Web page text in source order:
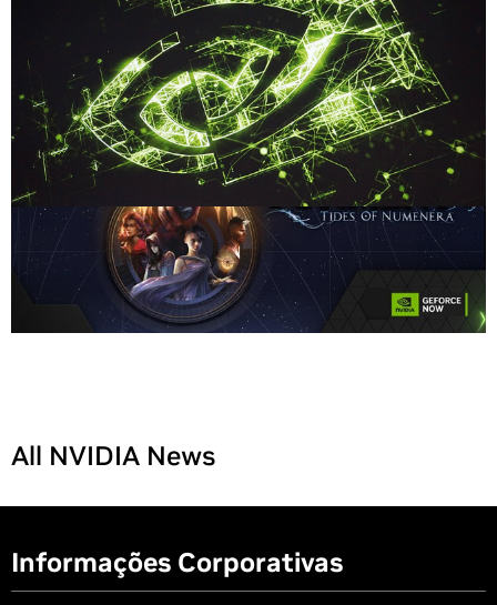
All NVIDIA News
Informações Corporativas